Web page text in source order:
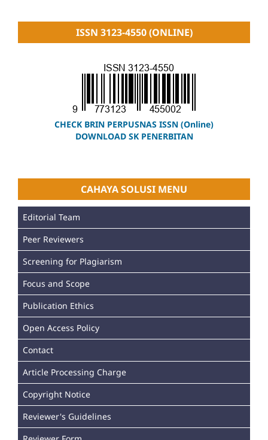
ISSN 3123-4550 (ONLINE)
CHECK BRIN PERPUSNAS ISSN (Online)
DOWNLOAD SK PENERBITAN
CAHAYA SOLUSI MENU
Editorial Team
Peer Reviewers
Screening for Plagiarism
Focus and Scope
Publication Ethics
Open Access Policy
Contact
Article Processing Charge
Copyright Notice
Reviewer's Guidelines